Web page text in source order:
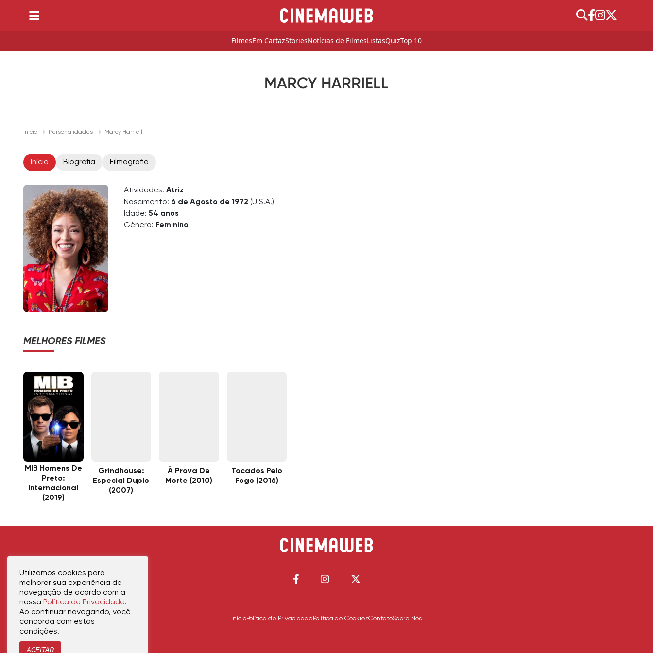
FilmesEm CartazStoriesNotícias de FilmesListasQuizTop 10
MARCY HARRIELL
Início Personalidades Marcy Harriell
Início Biografia Filmografia
Atividades: Atriz
Nascimento: 6 de Agosto de 1972 (U.S.A.)
Idade: 54 anos
Gênero: Feminino
MELHORES FILMES
MIB Homens De
Preto:
Internacional
(2019)
Grindhouse:
Especial Duplo
(2007)
À Prova De
Morte (2010)
Tocados Pelo
Fogo (2016)
InícioPolítica de Privacidade Política de CookiesContatoSobre Nós
Utilizamos cookies para
melhorar sua experiência de
navegação de acordo com a
nossa Política de Privacidade.
Ao continuar navegando, você
concorda com estas
condições.
ACEITAR